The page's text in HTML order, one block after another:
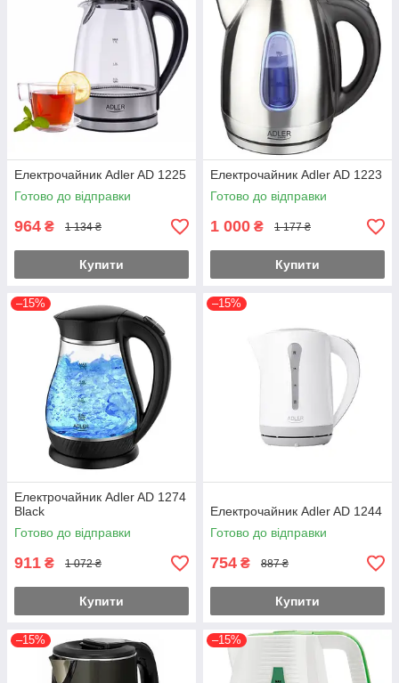
Електрочайник Adler AD 1225
Готово до відправки
964 ₴ 1 134 ₴
Купити
Електрочайник Adler AD 1223
Готово до відправки
1 000 ₴ 1 177 ₴
Купити
–15%
Електрочайник Adler AD 1274
Black
Готово до відправки
911 ₴ 1 072 ₴
Купити
–15%
Електрочайник Adler AD 1244
Готово до відправки
754 ₴ 887 ₴
Купити
–15% –15%